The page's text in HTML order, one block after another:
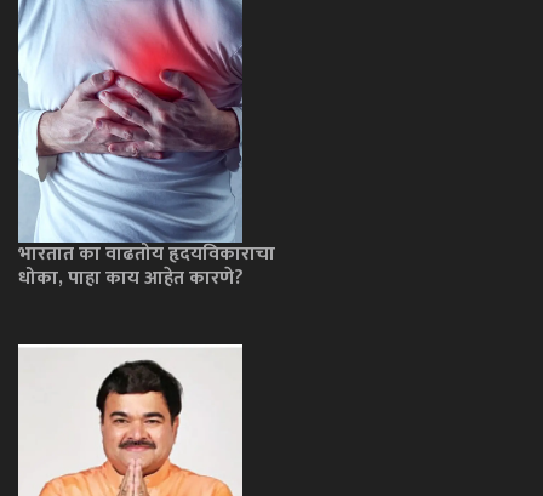
भारतात का वाढतोय हृदयविकाराचा
धोका, पाहा काय आहेत कारणे?